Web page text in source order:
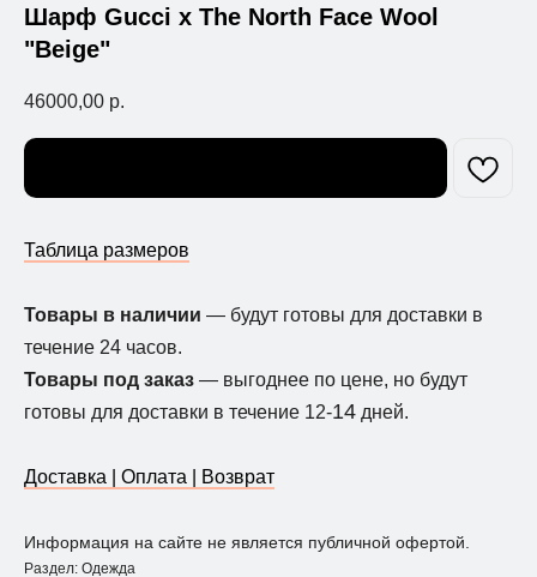
Шарф Gucci x The North Face Wool
"Beige"
46000,00 р.
Таблица размеров
Товары в наличии — будут готовы для доставки в
течение 24 часов.
Товары под заказ — выгоднее по цене, но будут
готовы для доставки в течение 12-14 дней.
Доставка | Оплата | Возврат
Информация на сайте не является публичной офертой.
Раздел: Одежда